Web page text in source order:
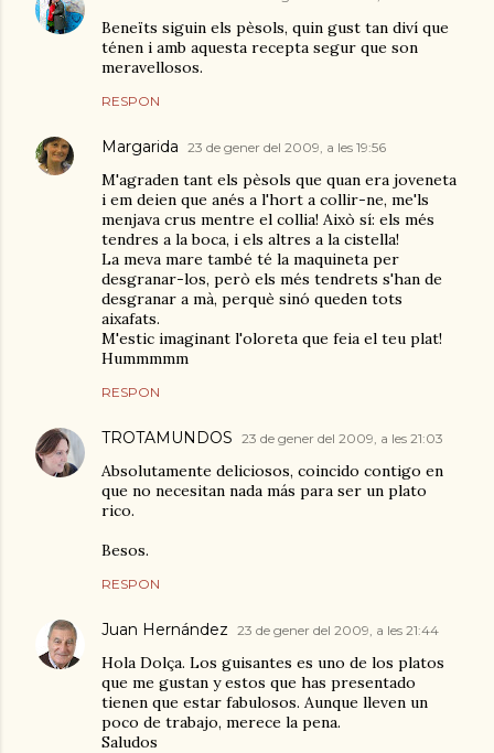
Beneïts siguin els pèsols, quin gust tan diví que
ténen i amb aquesta recepta segur que son
meravellosos.
RESPON
Margarida 23 de gener del 2009, a les 19:56
M'agraden tant els pèsols que quan era joveneta
i em deien que anés a l'hort a collir-ne, me'ls
menjava crus mentre el collia! Això sí: els més
tendres a la boca, i els altres a la cistella!
La meva mare també té la maquineta per
desgranar-los, però els més tendrets s'han de
desgranar a mà, perquè sinó queden tots
aixafats.
M'estic imaginant l'oloreta que feia el teu plat!
Hummmmm
RESPON
TROTAMUNDOS 23 de gener del 2009, a les 21:03
Absolutamente deliciosos, coincido contigo en
que no necesitan nada más para ser un plato
rico.
Besos.
RESPON
Juan Hernández 23 de gener del 2009, a les 21:44
Hola Dolça. Los guisantes es uno de los platos
que me gustan y estos que has presentado
tienen que estar fabulosos. Aunque lleven un
poco de trabajo, merece la pena.
Saludos